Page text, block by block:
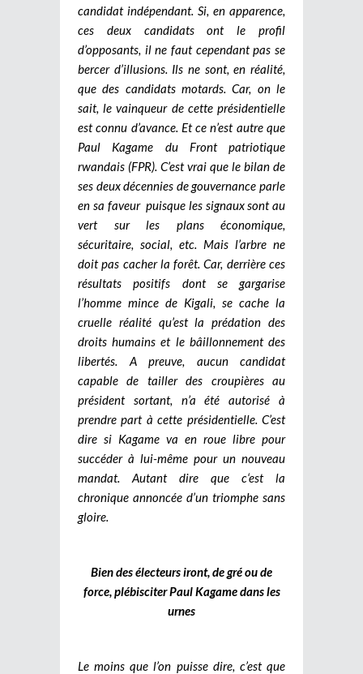
candidat indépendant. Si, en apparence,
ces deux candidats ont le profil
d’opposants, il ne faut cependant pas se
bercer d’illusions. Ils ne sont, en réalité,
que des candidats motards. Car, on le
sait, le vainqueur de cette présidentielle
est connu d’avance. Et ce n’est autre que
Paul Kagame du Front patriotique
rwandais (FPR). C’est vrai que le bilan de
ses deux décennies de gouvernance parle
en sa faveur puisque les signaux sont au
vert sur les plans économique,
sécuritaire, social, etc. Mais l’arbre ne
doit pas cacher la forêt. Car, derrière ces
résultats positifs dont se gargarise
l’homme mince de Kigali, se cache la
cruelle réalité qu’est la prédation des
droits humains et le bâillonnement des
libertés. A preuve, aucun candidat
capable de tailler des croupières au
président sortant, n’a été autorisé à
prendre part à cette présidentielle. C’est
dire si Kagame va en roue libre pour
succéder à lui-même pour un nouveau
mandat. Autant dire que c‘est la
chronique annoncée d’un triomphe sans
gloire.
Bien des électeurs iront, de gré ou de
force, plébisciter Paul Kagame dans les
urnes
Le moins que l’on puisse dire, c’est que